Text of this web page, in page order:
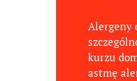
Alergeny
kurzu
astmę